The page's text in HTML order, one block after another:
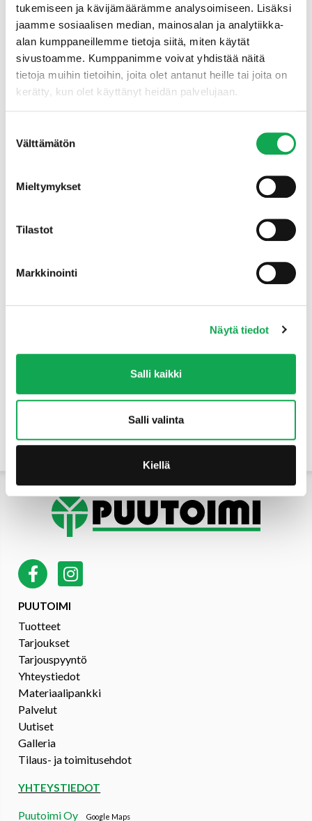
tukemiseen ja kävijämäärämme analysoimiseen. Lisäksi
jaamme sosiaalisen median, mainosalan ja analytiikka-
alan kumppaneillemme tietoja siitä, miten käytät
sivustoamme. Kumppanimme voivat yhdistää näitä
tietoja muihin tietoihin, joita olet antanut heille tai joita on
kerätty, kun olet käyttänyt heidän palvelujaan.
valinta
Välttämätön
Mieltymykset
Tilastot
Markkinointi
Näytä tiedot
Salli kaikki
Salli valinta
Kiellä
Etusivu
PUUTOIMI
Tuotteet
Tarjoukset
Tarjouspyyntö
Yhteystiedot
Materiaalipankki
Palvelut
Uutiset
Galleria
Tilaus- ja toimitusehdot
YHTEYSTIEDOT
Puutoimi OyGoogle Maps